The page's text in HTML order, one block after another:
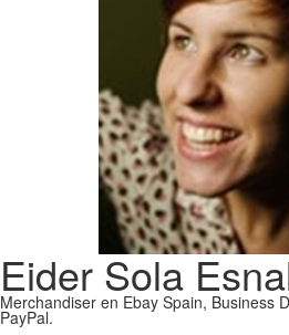
Eider Sola
Merchandiser en Ebay Spain, Business
PayPal.